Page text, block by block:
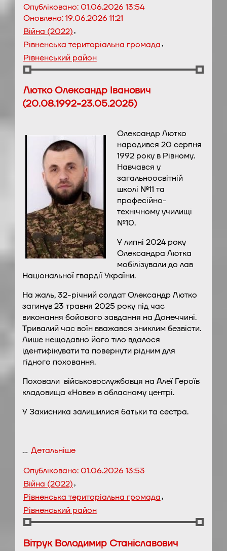
Опубліковано:01.06.2026 13:54
Оновлено:19.06.2026 11:21
Війна (2022),
Рівненська територіальна громада,
Рівненський район
Лютко Олександр Іванович
(20.08.1992-23.05.2025)
Олександр Лютко
народився 20 серпня
1992 року в Рівному.
Навчався у
загальноосвітній
школі №11 та
професійно-
технічному училищі
№10.
У липні 2024 року
Олександра Лютка
мобілізували до лав
Національної гвардії України.
На жаль, 32-річний солдат Олександр Лютко
загинув 23 травня 2025 року під час
виконання бойового завдання на Донеччині.
Тривалий час воїн вважався зниклим безвісти.
Лише нещодавно його тіло вдалося
ідентифікувати та повернути рідним для
гідного поховання.
Поховали військовослужбовця на Алеї Героїв
кладовища «Нове» в обласному центрі.
У Захисника залишилися батьки та сестра.
… Детальніше
Опубліковано:01.06.2026 13:53
Війна (2022),
Рівненська територіальна громада,
Рівненський район
Вітрук Володимир Станіславович